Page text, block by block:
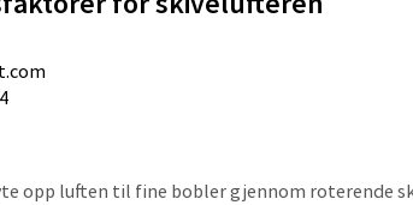
opp luften til fine bobler gjennom roterende